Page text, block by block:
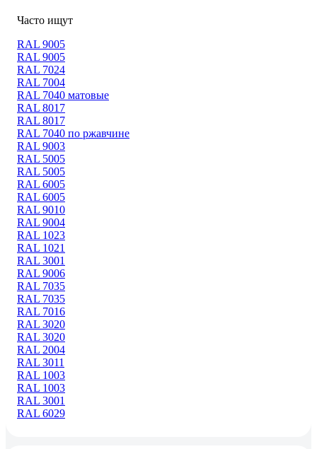
Часто ищут
RAL 9005
RAL 9005
RAL 7024
RAL 7004
RAL 7040 матовые
RAL 8017
RAL 8017
RAL 7040 по ржавчине
RAL 9003
RAL 5005
RAL 5005
RAL 6005
RAL 6005
RAL 9010
RAL 9004
RAL 1023
RAL 1021
RAL 3001
RAL 9006
RAL 7035
RAL 7035
RAL 7016
RAL 3020
RAL 3020
RAL 2004
RAL 3011
RAL 1003
RAL 1003
RAL 3001
RAL 6029